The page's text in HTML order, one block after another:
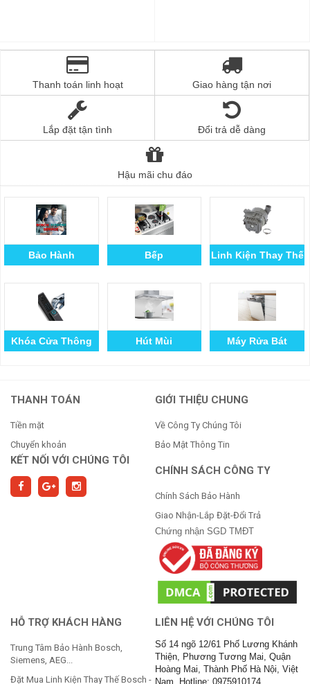
Thanh toán linh hoạt Giao hàng tận nơi
Lắp đặt tận tình Đổi trả dễ dàng
Hậu mãi chu đáo
Bảo Hành Bếp Linh Kiện Thay Thế
Khóa Cửa Thông
Hút Mùi Máy Rửa Bát
THANH TOÁN
Tiền mặt
Chuyển khoản
KẾT NỐI VỚI CHÚNG TÔI
GIỚI THIỆU CHUNG
Về Công Ty Chúng Tôi
Bảo Mật Thông Tin
CHÍNH SÁCH CÔNG TY
Chính Sách Bảo Hành
Giao Nhận-Lắp Đặt-Đổi Trả
Chứng nhận SGD TMĐT
HỖ TRỢ KHÁCH HÀNG
Trung Tâm Bảo Hành Bosch,
Siemens, AEG...
Đặt Mua Linh Kiện Thay Thế Bosch -
LIÊN HỆ VỚI CHÚNG TÔI
Số 14 ngõ 12/61 Phố Lương Khánh
Thiện, Phương Tương Mai, Quận
Hoàng Mai, Thành Phố Hà Nội, Việt
Nam. Hotline: 0975910174